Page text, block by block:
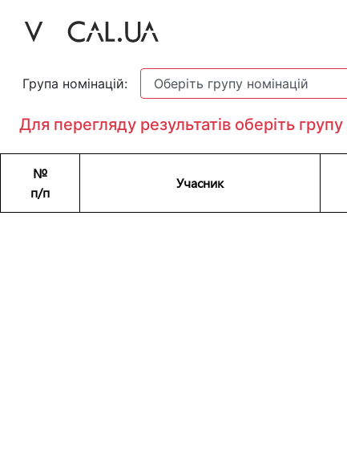
Група номінацій:
Для перегляду результатів оберіть групу
№
п/п
Учасник